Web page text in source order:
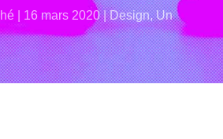
16 mars 2020 Design,Un